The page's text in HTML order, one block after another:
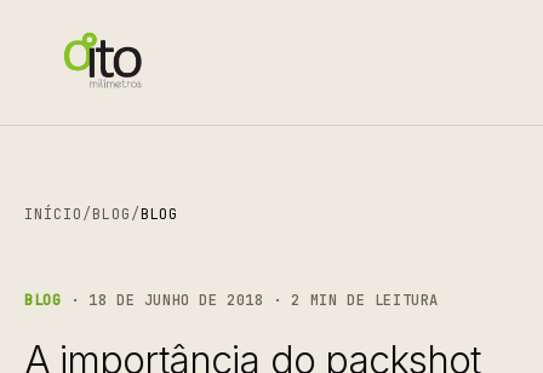
INÍCIO/BLOG/BLOG
BLOG · 18 DE JUNHO DE 2018 · 2 MIN DE LEITURA
A importância do packshot